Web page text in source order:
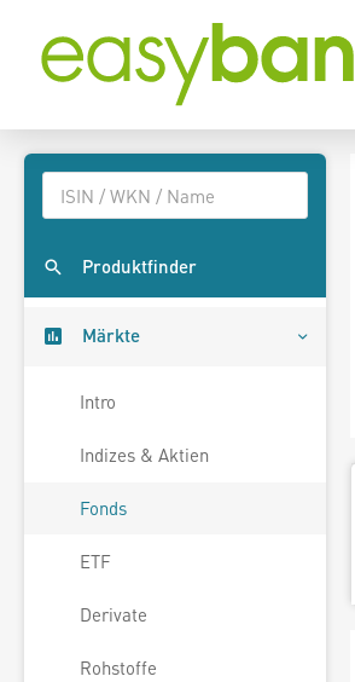
Produktfinder
Märkte
Intro
Indizes & Aktien
Fonds
ETF
Derivate
Rohstoffe